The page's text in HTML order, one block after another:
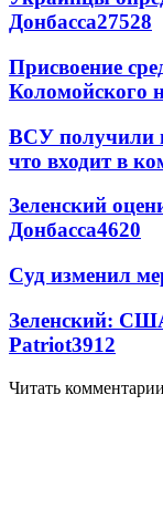
Донбасса27528
Присвоение
Коломойского
ВСУ получили
что входит в
Зеленский
Донбасса4620
Суд изменил
Зеленский:
Patriot3912
Читать комментарии